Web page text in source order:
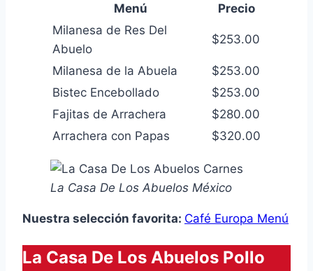
Menú
Precio
Milanesa de Res Del
Abuelo
$253.00
Milanesa de la Abuela
$253.00
Bistec Encebollado
$253.00
Fajitas de Arrachera
$280.00
Arrachera con Papas
$320.00
La Casa De Los Abuelos México
Nuestra selección favorita: Café Europa Menú
La Casa De Los Abuelos Pollo